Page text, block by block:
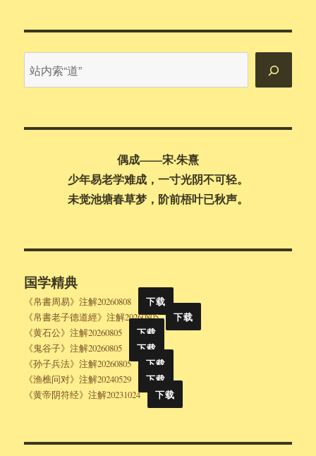
内
偶成——宋·朱熹
少年易老学难成，一寸光阴不可轻。
未觉池塘春草梦，阶前梧叶已秋声。
国学精典
《帛書周易》注解20260808
下载
《帛書老子德道經》注解20260805
下载
《黄石公》注解20260805
下载
《鬼谷子》注解20260805
下载
《孙子兵法》注解20260805
下载
《渔樵问对》注解20240529
下载
《黄帝阴符经》注解20231024
下载